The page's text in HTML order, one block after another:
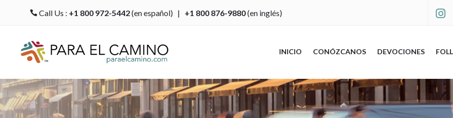
Call Us : +1 800 972-5442(en español) | +1 800 876-9880(en inglés) 
INICIO CONÓZCANOS DEVOCIONES